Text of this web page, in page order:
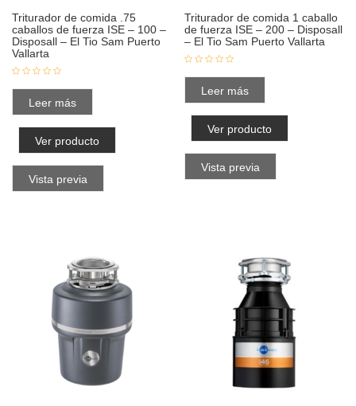
Triturador de comida .75
caballos de fuerza ISE – 100 –
Disposall – El Tio Sam Puerto
Vallarta
Leer más
Ver producto
Vista previa
Triturador de comida 1 caballo
de fuerza ISE – 200 – Disposall
– El Tio Sam Puerto Vallarta
Leer más
Ver producto
Vista previa